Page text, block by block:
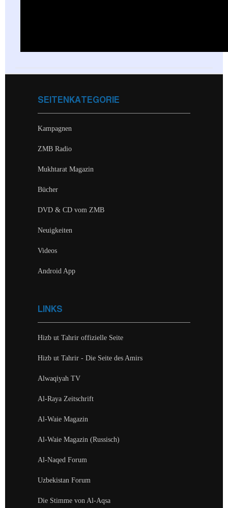
SEITENKATEGORIE
Kampagnen
ZMB Radio
Mukhtarat Magazin
Bücher
DVD & CD vom ZMB
Neuigkeiten
Videos
Android App
LINKS
Hizb ut Tahrir offizielle Seite
Hizb ut Tahrir - Die Seite des Amirs
Alwaqiyah TV
Al-Raya Zeitschrift
Al-Waie Magazin
Al-Waie Magazin (Russisch)
Al-Naqed Forum
Uzbekistan Forum
Die Stimme von Al-Aqsa